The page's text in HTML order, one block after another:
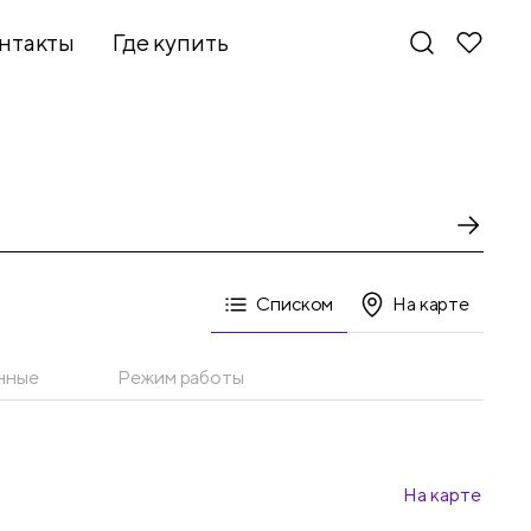
Где купить
Списком На карте
Режим работы
На карте